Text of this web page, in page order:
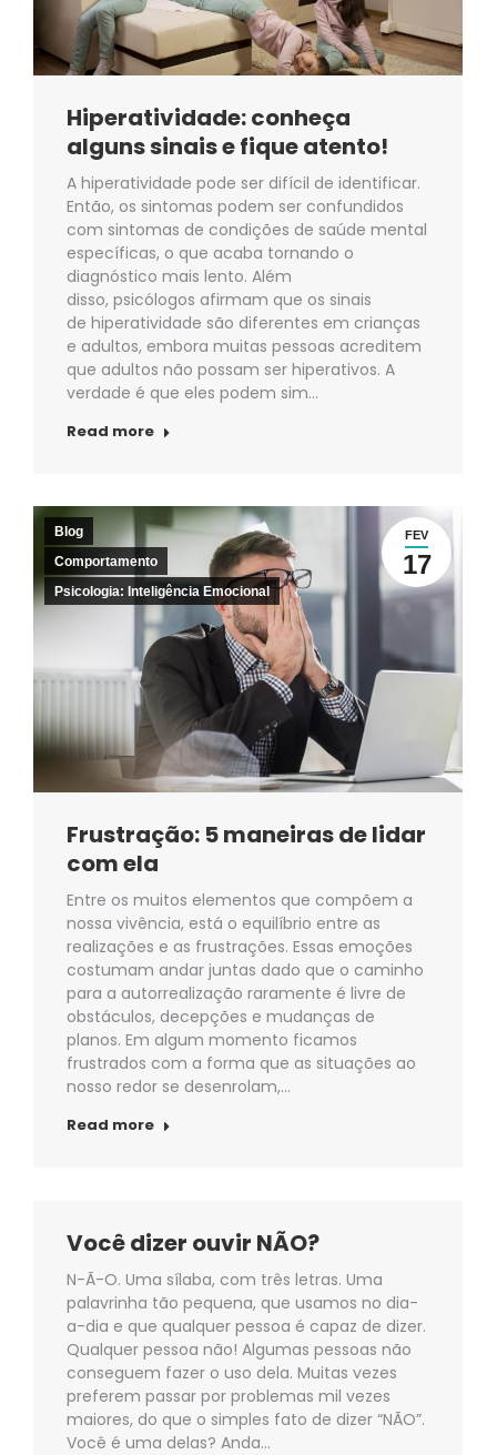
Hiperatividade: conheça
alguns sinais e fique atento!
A hiperatividade pode ser difícil de identificar.
Então, os sintomas podem ser confundidos
com sintomas de condições de saúde mental
específicas, o que acaba tornando o
diagnóstico mais lento. Além
disso, psicólogos afirmam que os sinais
de hiperatividade são diferentes em crianças
e adultos, embora muitas pessoas acreditem
que adultos não possam ser hiperativos. A
verdade é que eles podem sim…
Read more
FEV
17
Blog
Comportamento
Psicologia: Inteligência Emocional
Frustração: 5 maneiras de lidar
com ela
Entre os muitos elementos que compõem a
nossa vivência, está o equilíbrio entre as
realizações e as frustrações. Essas emoções
costumam andar juntas dado que o caminho
para a autorrealização raramente é livre de
obstáculos, decepções e mudanças de
planos. Em algum momento ficamos
frustrados com a forma que as situações ao
nosso redor se desenrolam,…
Read more
Você dizer ouvir NÃO?
N-Ã-O. Uma sílaba, com três letras. Uma
palavrinha tão pequena, que usamos no dia-
a-dia e que qualquer pessoa é capaz de dizer.
Qualquer pessoa não! Algumas pessoas não
conseguem fazer o uso dela. Muitas vezes
preferem passar por problemas mil vezes
maiores, do que o simples fato de dizer “NÃO”.
Você é uma delas? Anda…